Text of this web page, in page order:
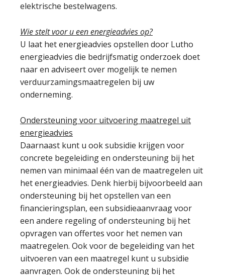
elektrische bestelwagens.
Wie stelt voor u een energieadvies op?
U laat het energieadvies opstellen door Lutho
energieadvies die bedrijfsmatig onderzoek doet
naar en adviseert over mogelijk te nemen
verduurzamingsmaatregelen bij uw
onderneming.
Ondersteuning voor uitvoering maatregel uit
energieadvies
Daarnaast kunt u ook subsidie krijgen voor
concrete begeleiding en ondersteuning bij het
nemen van minimaal één van de maatregelen uit
het energieadvies. Denk hierbij bijvoorbeeld aan
ondersteuning bij het opstellen van een
financieringsplan, een subsidieaanvraag voor
een andere regeling of ondersteuning bij het
opvragen van offertes voor het nemen van
maatregelen. Ook voor de begeleiding van het
uitvoeren van een maatregel kunt u subsidie
aanvragen. Ook de ondersteuning bij het